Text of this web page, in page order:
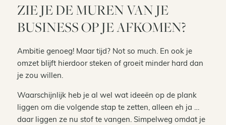
ZIE JE DE MUREN VAN JE
BUSINESS OP JE AFKOMEN?
Ambitie genoeg! Maar tijd? Not so much. En ook je
omzet blijft hierdoor steken of groeit minder hard dan
je zou willen.
Waarschijnlijk heb je al wel wat ideeën op de plank
liggen om die volgende stap te zetten, alleen eh ja …
daar liggen ze nu stof te vangen. Simpelweg omdat je